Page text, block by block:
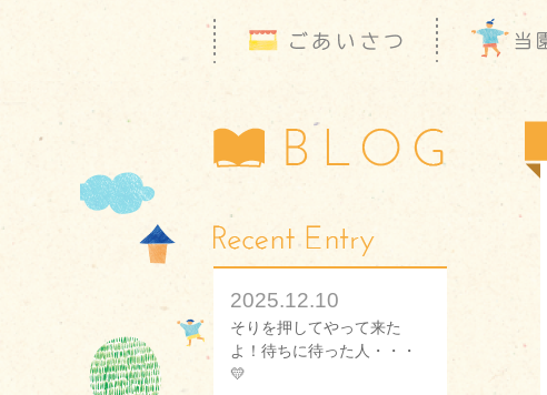
2025.12.10
そりを押してやって来た
よ！待ちに待った人・・・
💛